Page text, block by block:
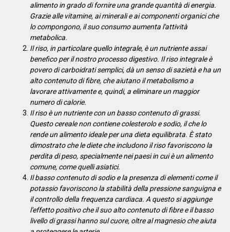
alimento in grado di fornire una grande quantità di energia.
Grazie alle vitamine, ai minerali e ai componenti organici che
lo compongono, il suo consumo aumenta l'attività
metabolica.
Il riso, in particolare quello integrale, è un nutriente assai
benefico per il nostro processo digestivo. Il riso integrale è
povero di carboidrati semplici, dà un senso di sazietà e ha un
alto contenuto di fibre, che aiutano il metabolismo a
lavorare attivamente e, quindi, a eliminare un maggior
numero di calorie.
Il riso è un nutriente con un basso contenuto di grassi.
Questo cereale non contiene colesterolo e sodio, il che lo
rende un alimento ideale per una dieta equilibrata. È stato
dimostrato che le diete che includono il riso favoriscono la
perdita di peso, specialmente nei paesi in cui è un alimento
comune, come quelli asiatici.
Il basso contenuto di sodio e la presenza di elementi come il
potassio favoriscono la stabilità della pressione sanguigna e
il controllo della frequenza cardiaca. A questo si aggiunge
l'effetto positivo che il suo alto contenuto di fibre e il basso
livello di grassi hanno sul cuore, oltre al magnesio che aiuta